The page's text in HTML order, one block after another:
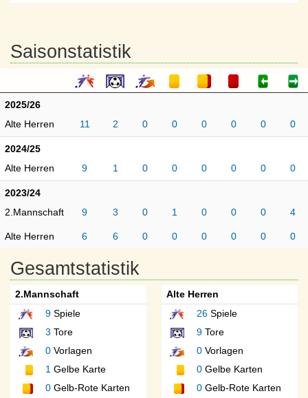
Saisonstatistik
2025/26
Alte Herren
11 2 0 0 0 0 0 0
2024/25
Alte Herren
9 1 0 0 0 0 0 0
2023/24
2.Mannschaft
9 3 0 1 0 0 0 4
Alte Herren 6 6 0 0 0 0 0 0
Gesamtstatistik
2.Mannschaft
9 Spiele
3 Tore
0 Vorlagen
1 Gelbe Karte
0 Gelb-Rote Karten
Alte Herren
26Spiele
9Tore
0Vorlagen
0Gelbe Karten
0Gelb-Rote Karten